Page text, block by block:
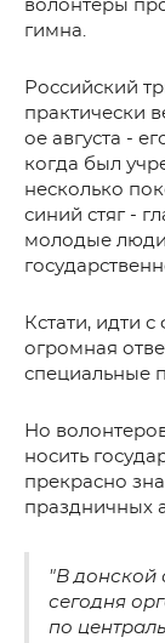
волонтеры
гимна.
Российский
практически
ое августа -
когда был
несколько
синий стяг -
молодые
Кстати, идти
огромная
специальные
Но
носить
прекрасно
праздничных
"В донской
сегодня
по